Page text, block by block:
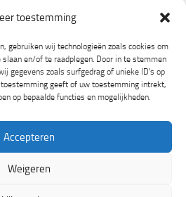
toestemming
gebruiken wij technologieën zoals cookies om
en/of te raadplegen. Door in te stemmen
gegevens zoals surfgedrag of unieke ID's op
geeft of uw toestemming intrekt,
op bepaalde functies en mogelijkheden.
Accepteren
Weigeren